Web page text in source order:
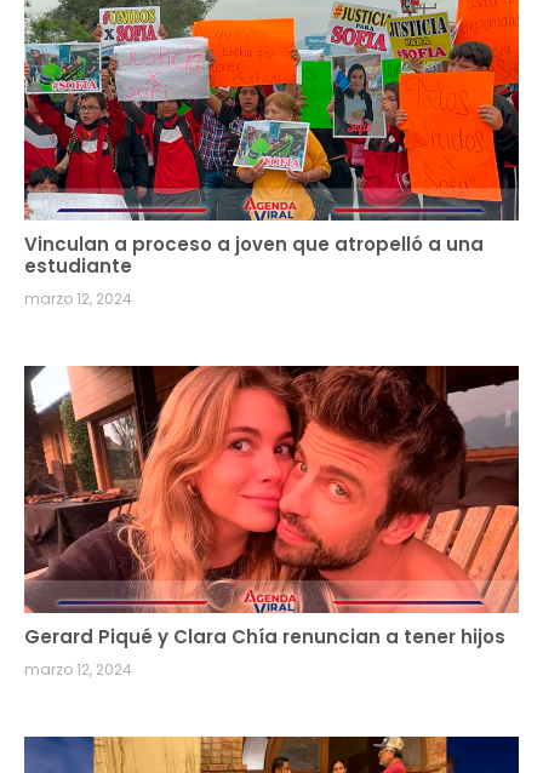
Vinculan a proceso a joven que atropelló a una
estudiante
marzo 12, 2024
Gerard Piqué y Clara Chía renuncian a tener hijos
marzo 12, 2024